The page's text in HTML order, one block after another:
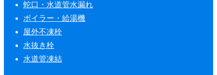
蛇口・水道管水漏れ
ボイラー・給湯機
屋外不凍栓
水抜き栓
水道管凍結